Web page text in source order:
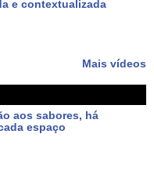
produções dos Açores,
azores
ilha terceira
e contextualizada
Mais vídeos
aos sabores, há
espaço